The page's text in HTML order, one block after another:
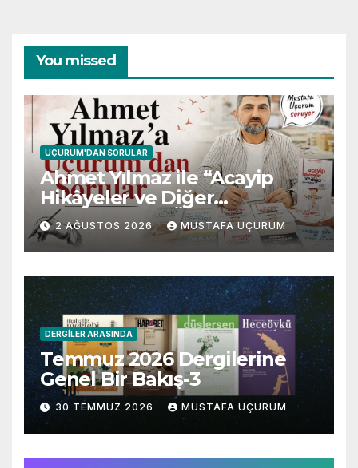
You missed
UÇURUM'DAN SORULAR
Ahmet Yılmaz ile “Acayip
Hikâyeler ve Diğer
Gevezelikler” Üzerine Söyleşi
2 AĞUSTOS 2026 MUSTAFA UÇURUM
DERGILER ARASINDA
Temmuz 2026 Dergilerine
Genel Bir Bakış-3
30 TEMMUZ 2026 MUSTAFA UÇURUM